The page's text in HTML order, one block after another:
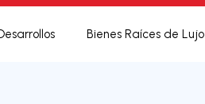
Bienes Raíces de Lujo